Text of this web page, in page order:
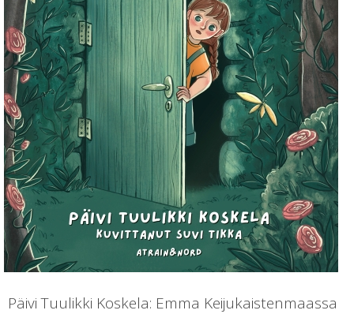
Päivi Tuulikki Koskela: Emma Keijukaistenmaassa